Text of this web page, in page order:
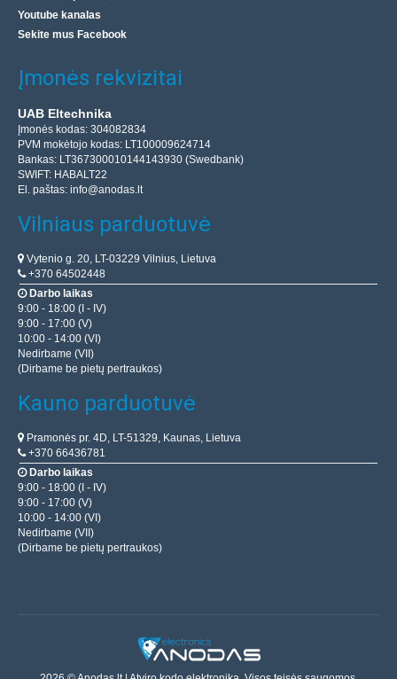
Youtube kanalas
Sekite mus Facebook
Įmonės rekvizitai
UAB Eltechnika
Įmonės kodas: 304082834
PVM mokėtojo kodas: LT100009624714
Bankas: LT367300010144143930 (Swedbank)
SWIFT: HABALT22
El. paštas: info@anodas.lt
Vilniaus parduotuvė
Vytenio g. 20, LT-03229 Vilnius, Lietuva
+370 64502448
Darbo laikas
9:00 - 18:00 (I - IV)
9:00 - 17:00 (V)
10:00 - 14:00 (VI)
Nedirbame (VII)
(Dirbame be pietų pertraukos)
Kauno parduotuvė
Pramonės pr. 4D, LT-51329, Kaunas, Lietuva
+370 66436781
Darbo laikas
9:00 - 18:00 (I - IV)
9:00 - 17:00 (V)
10:00 - 14:00 (VI)
Nedirbame (VII)
(Dirbame be pietų pertraukos)